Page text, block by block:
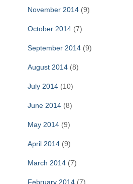
November 2014 (9)
October 2014 (7)
September 2014 (9)
August 2014 (8)
July 2014 (10)
June 2014 (8)
May 2014 (9)
April 2014 (9)
March 2014 (7)
February 2014 (7)